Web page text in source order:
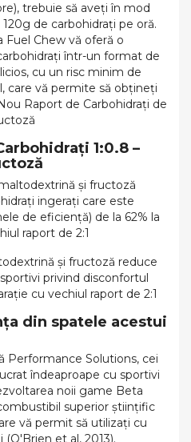
trebuie să aveți în mod
de carbohidrați pe oră.
Fuel Chew vă oferă o
într-un format de
cu un risc minim de
care vă permite să obțineți
Raport de Carbohidrați de
1:0.8 –
și fructoză
ingerați care este
de eficiență) de la 62% la
raport de 2:1
și fructoză reduce
privind disconfortul
cu vechiul raport de 2:1
din spatele acestui
Performance Solutions, cei
îndeaproape cu sportivi
noii game Beta
superior științific
vă permit să utilizați cu
et al, 2013).